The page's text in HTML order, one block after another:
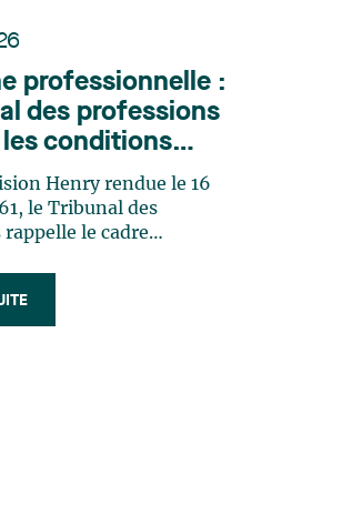
professionnelle :
des professions
conditions
d’un plaidoyer
Henry rendue le 16
le Tribunal des
le cadre
de
la culpabilité, le